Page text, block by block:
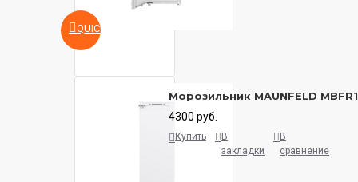
QUICKVIEW
Морозильник MAUNFELD
4300 руб.
Купить
В
закладки
В
сравнение